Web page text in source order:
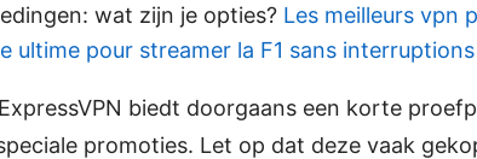
wat zijn je opties? Les meilleurs vpn
ultime pour streamer la F1 sans interruptions
biedt doorgaans een korte
promoties. Let op dat deze vaak